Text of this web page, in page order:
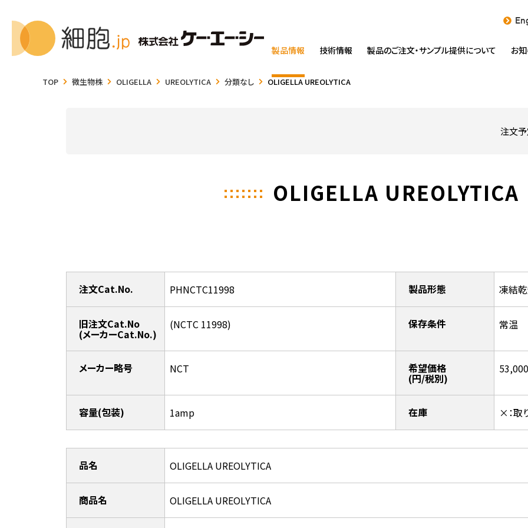
製品情報 技術情報 製品のご注文・サンプル提供について お
TOP 微生物株 OLIGELLA UREOLYTICA 分類なし OLIGELLA UREOLYTICA
注文
OLIGELLA UREOLYTICA
注文Cat.No. PHNCTC11998 製品形態 凍結
旧注文Cat.No
(メーカーCat.No.)
(NCTC 11998) 保存条件 常温
メーカー略号 NCT 希望価格
(円/税別)
53,000
容量(包装) 1amp 在庫 ×：取
品名 OLIGELLA UREOLYTICA
商品名 OLIGELLA UREOLYTICA